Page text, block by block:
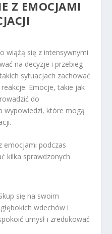
Z EMOCJAMI
wiążą się z intensywnymi
na decyzje i przebieg
sytuacjach zachować
Emocje, takie jak
do
wypowiedzi, które mogą
emocjami podczas
kilka sprawdzonych
się na swoim
wdechów i
umysł i zredukować